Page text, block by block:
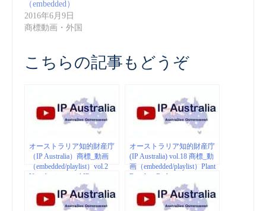
（embedded）
2016年6月9日
商標動画・外国
こちらの記事もどうぞ
オーストラリア知的財産庁
（IP Australia）商標_動画
（embedded/playlist）vol.2
Your business and IP
オーストラリア知的財産庁
(IP Australia) vol.18 商標_動
画（embedded/playlist）Plant
Breeders Rights